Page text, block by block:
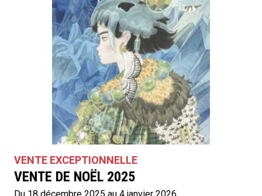
VENTE EXCEPTIONNELLE
VENTE DE NOËL 2025